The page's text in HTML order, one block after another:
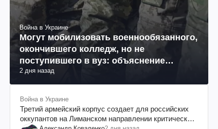
Война в Украине
Могут мобилизовать военнообязанного,
окончившего колледж, но не
поступившего в вуз: объяснение
юриста
2 дня назад
Война в Украине
Третий армейский корпус создает для российских
оккупантов на Лиманском направлении критический